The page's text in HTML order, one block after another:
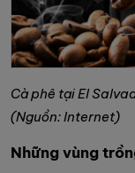
Cà phê tại El
(Nguồn: Internet)
Những vùng